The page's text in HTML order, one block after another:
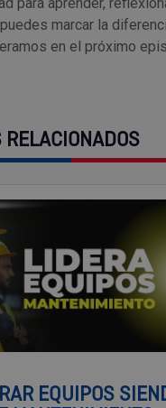
marcar la
en el próximo
EQUIPOS